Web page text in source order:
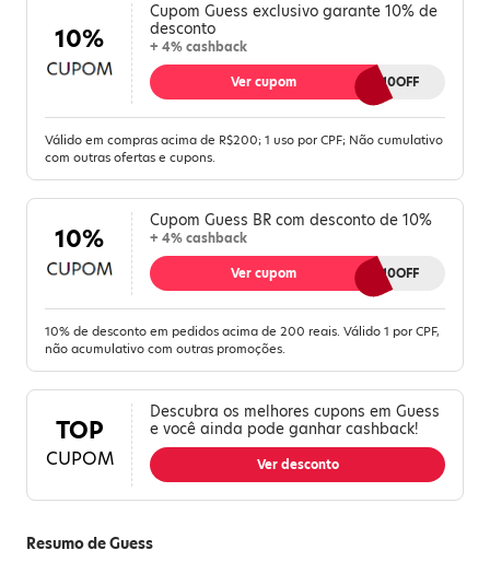
10%
Cupom Guess exclusivo garante 10% de
desconto
+ 4% cashback
MELIUZ10OFF
Ver cupom
Válido em compras acima de R$200; 1 uso por CPF; Não cumulativo
com outras ofertas e cupons.
10%
Cupom Guess BR com desconto de 10%
+ 4% cashback
MELIUZ10OFF
Ver cupom
10% de desconto em pedidos acima de 200 reais. Válido 1 por CPF,
não acumulativo com outras promoções.
TOP
CUPOM
Descubra os melhores cupons em Guess
e você ainda pode ganhar cashback!
Ver desconto
Resumo de Guess